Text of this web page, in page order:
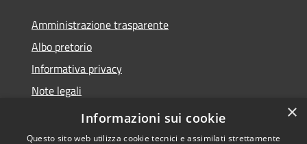
Amministrazione trasparente
Albo pretorio
Informativa privacy
Note legali
Dichiarazione di accessibilità
×
Informazioni sui cookie
Questo sito web utilizza cookie tecnici e assimilati strettamente